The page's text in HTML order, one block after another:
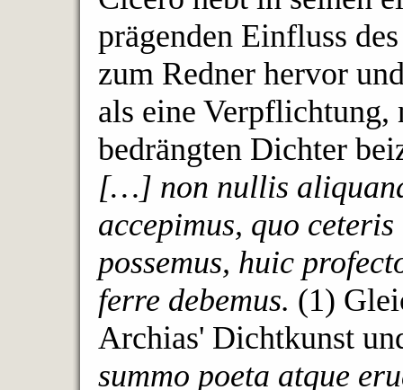
prägenden Einfluss
zum Redner hervor
als eine Verpflichtung,
bedrängten Dichter
[…] non nullis
accepimus, quo
possemus, huic
ferre debemus. (1)
Archias' Dichtkunst
summo poeta atque